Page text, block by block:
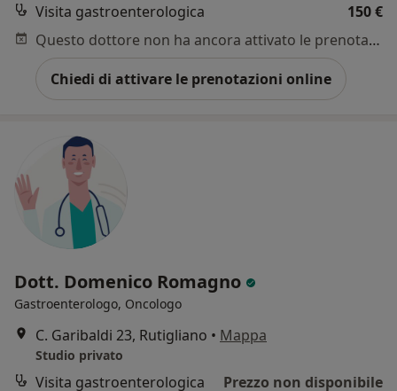
Visita gastroenterologica
150 €
Questo dottore non ha ancora attivato le prenotazioni online presso questo indirizzo.
Chiedi di attivare le prenotazioni online
Dott. Domenico Romagno
Gastroenterologo, Oncologo
C. Garibaldi 23, Rutigliano • Mappa
Studio privato
Visita gastroenterologica
Prezzo non disponibile